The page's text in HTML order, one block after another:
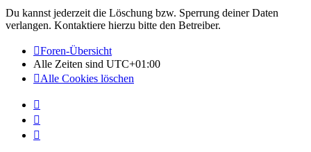
Du kannst jederzeit die Löschung bzw. Sperrung deiner Daten
verlangen. Kontaktiere hierzu bitte den Betreiber.
Foren-Übersicht
Alle Zeiten sind UTC+01:00
Alle Cookies löschen